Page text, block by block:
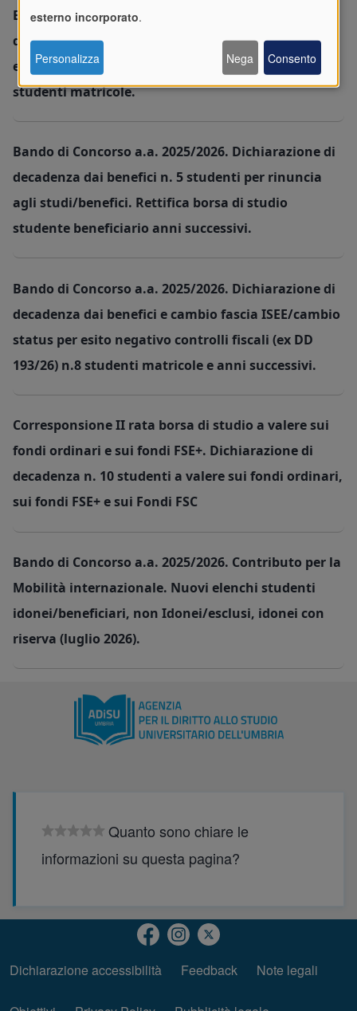
Bando di Concorso a.a. 2025/2026. Dichiarazione di
decadenza dai benefici e cambio fascia ISEE per
esito negativo controlli fiscali (ex DD 193/26) n. 17
studenti matricole.
Bando di Concorso a.a. 2025/2026. Dichiarazione di
decadenza dai benefici n. 5 studenti per rinuncia
agli studi/benefici. Rettifica borsa di studio
studente beneficiario anni successivi.
Bando di Concorso a.a. 2025/2026. Dichiarazione di
decadenza dai benefici e cambio fascia ISEE/cambio
status per esito negativo controlli fiscali (ex DD
193/26) n.8 studenti matricole e anni successivi.
Corresponsione II rata borsa di studio a valere sui
fondi ordinari e sui fondi FSE+. Dichiarazione di
decadenza n. 10 studenti a valere sui fondi ordinari,
sui fondi FSE+ e sui Fondi FSC
Bando di Concorso a.a. 2025/2026. Contributo per la
Mobilità internazionale. Nuovi elenchi studenti
idonei/beneficiari, non Idonei/esclusi, idonei con
riserva (luglio 2026).
Quanto sono chiare le
informazioni su questa pagina?
Piè di pagina
Dichiarazione accessibilità
(opens in new tab) Feedback Note legali
esterno incorporato.
Personalizza Nega Consento